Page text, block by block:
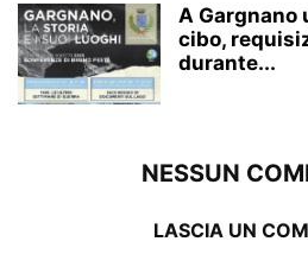
A Gargnano
cibo,
durante...
NESSUN
LASCIA UN